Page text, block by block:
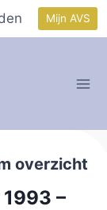
Mijn AVS
overzicht
–